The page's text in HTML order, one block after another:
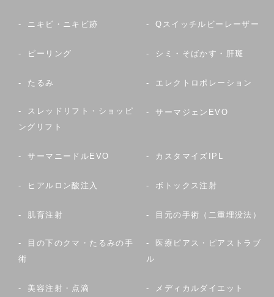
ニキビ・ニキビ跡 Qスイッチルビーレーザー
ピーリング シミ・そばかす・肝斑
たるみ エレクトロポレーション
スレッドリフト・ショッピ
ングリフト
サーマジェンEVO
サーマニードルEVO カスタマイズIPL
ヒアルロン酸注入 ボトックス注射
肌育注射 目元の手術（二重埋没法）
目の下のクマ・たるみの手
術
医療ピアス・ピアストラブ
ル
美容注射・点滴 メディカルダイエット